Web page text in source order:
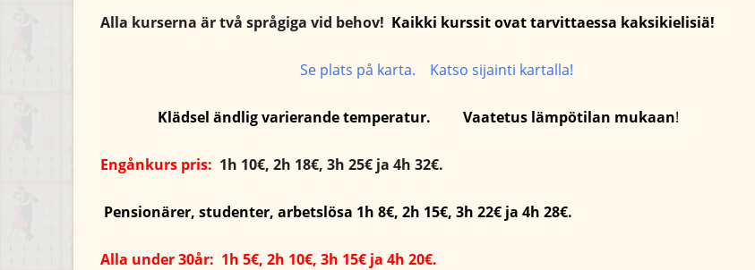
Alla kurserna är två språgiga vid behov! Kaikki kurssit ovat tarvittaessa kaksikielisiä!
Se plats på karta. Katso sijainti kartalla!
Klädsel ändligvarierandetemperatur. Vaatetus lämpötilan mukaan!
Engånkurs pris: 1h 10€, 2h 18€, 3h 25€ ja 4h 32€.
Pensionärer, studenter, arbetslösa 1h 8€, 2h 15€, 3h 22€ ja 4h 28€.
Alla under 30år: 1h 5€, 2h 10€, 3h 15€ ja 4h 20€.